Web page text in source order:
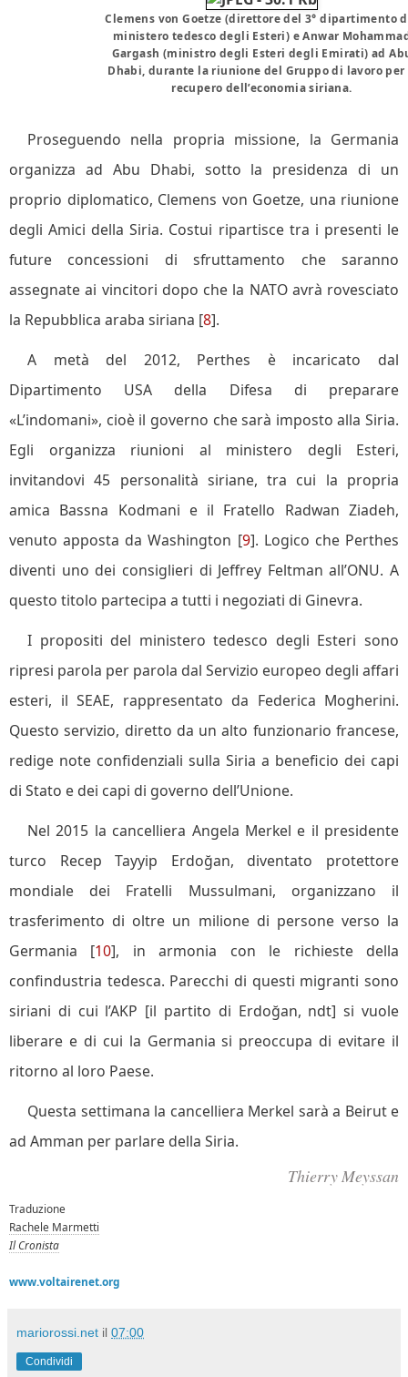
Clemens von Goetze (direttore del 3° dipartimento
ministero tedesco degli Esteri) e Anwar
Gargash (ministro degli Esteri degli Emirati) ad
Dhabi, durante la riunione del Gruppo di lavoro
recupero dell’economia siriana.
Proseguendo nella propria missione, la Germania
organizza ad Abu Dhabi, sotto la presidenza di un
proprio diplomatico, Clemens von Goetze, una riunione
degli Amici della Siria. Costui ripartisce tra i presenti le
future concessioni di sfruttamento che saranno
assegnate ai vincitori dopo che la NATO avrà rovesciato
la Repubblica araba siriana [8].
A metà del 2012, Perthes è incaricato dal
Dipartimento USA della Difesa di preparare
«L’indomani», cioè il governo che sarà imposto alla Siria.
Egli organizza riunioni al ministero degli Esteri,
invitandovi 45 personalità siriane, tra cui la propria
amica Bassna Kodmani e il Fratello Radwan Ziadeh,
venuto apposta da Washington [9]. Logico che Perthes
diventi uno dei consiglieri di Jeffrey Feltman all’ONU. A
questo titolo partecipa a tutti i negoziati di Ginevra.
I propositi del ministero tedesco degli Esteri sono
ripresi parola per parola dal Servizio europeo degli affari
esteri, il SEAE, rappresentato da Federica Mogherini.
Questo servizio, diretto da un alto funzionario francese,
redige note confidenziali sulla Siria a beneficio dei capi
di Stato e dei capi di governo dell’Unione.
Nel 2015 la cancelliera Angela Merkel e il presidente
turco Recep Tayyip Erdoğan, diventato protettore
mondiale dei Fratelli Mussulmani, organizzano il
trasferimento di oltre un milione di persone verso la
Germania [10], in armonia con le richieste della
confindustria tedesca. Parecchi di questi migranti sono
siriani di cui l’AKP [il partito di Erdoğan, ndt] si vuole
liberare e di cui la Germania si preoccupa di evitare il
ritorno al loro Paese.
Questa settimana la cancelliera Merkel sarà a Beirut e
ad Amman per parlare della Siria.
Thierry Meyssan
Traduzione
Rachele Marmetti
Il Cronista
www.voltairenet.org
mariorossi.net il 07:00
Condividi